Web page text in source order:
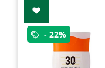
- 22%